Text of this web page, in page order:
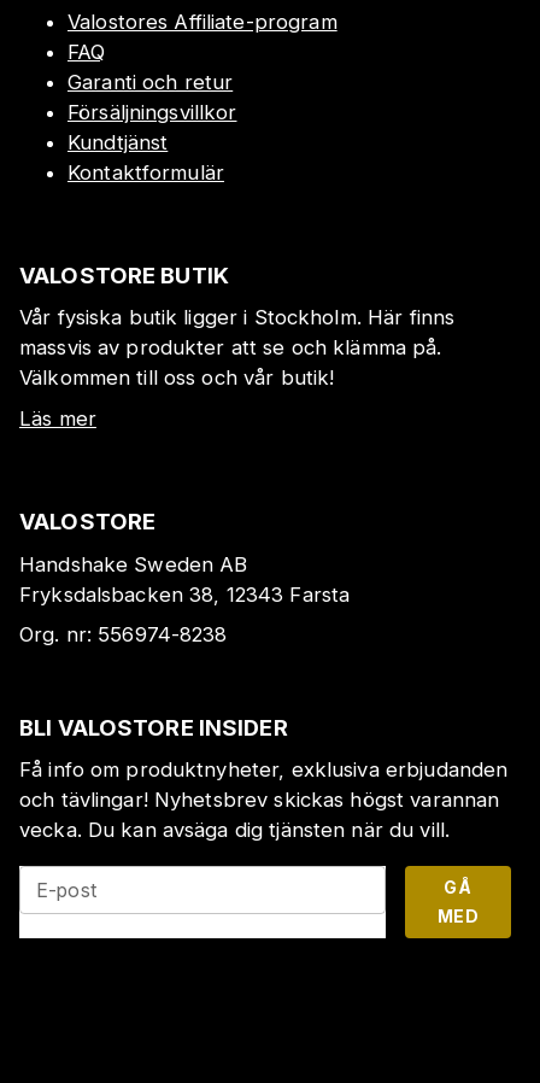
Valostores Affiliate-program
FAQ
Garanti och retur
Försäljningsvillkor
Kundtjänst
Kontaktformulär
VALOSTORE BUTIK
Vår fysiska butik ligger i Stockholm. Här finns
massvis av produkter att se och klämma på.
Välkommen till oss och vår butik!
Läs mer
VALOSTORE
Handshake Sweden AB
Fryksdalsbacken 38, 12343 Farsta
Org. nr: 556974-8238
BLI VALOSTORE INSIDER
Få info om produktnyheter, exklusiva erbjudanden
och tävlingar! Nyhetsbrev skickas högst varannan
vecka. Du kan avsäga dig tjänsten när du vill.
E-post
GÅ
MED